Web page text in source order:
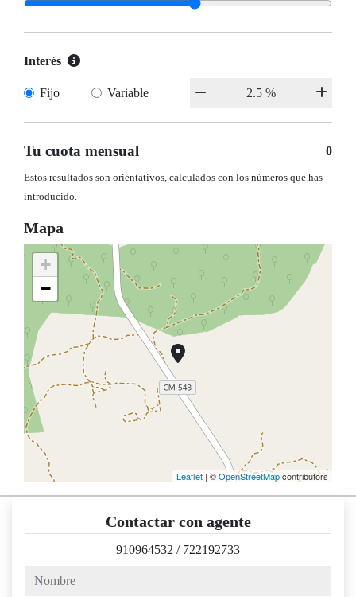
Interés
Fijo Variable
Tu cuota mensual 0
Estos resultados son orientativos, calculados con los números que has
introducido.
Mapa
+
−
Leaflet | ©OpenStreetMapcontributors
Contactar con agente
910964532 / 722192733
nombre